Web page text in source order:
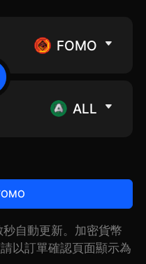
FOMO
ALL
自動更新。加密貨幣
以訂單確認頁面顯示為